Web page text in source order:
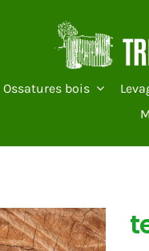
Ossatures bois